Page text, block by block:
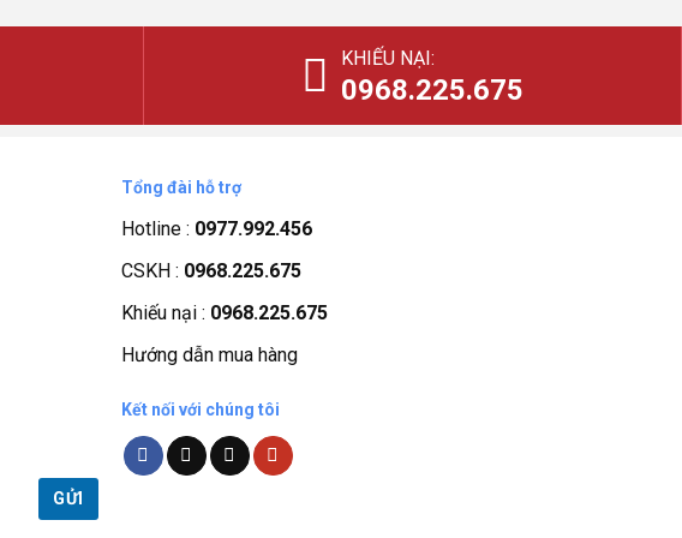
KHIẾU NẠI:
0968.225.675
Tổng đài hỗ trợ
Hotline : 0977.992.456
CSKH : 0968.225.675
Khiếu nại : 0968.225.675
Hướng dẫn mua hàng
Kết nối với chúng tôi